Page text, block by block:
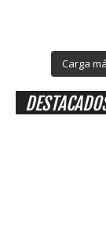
Carga